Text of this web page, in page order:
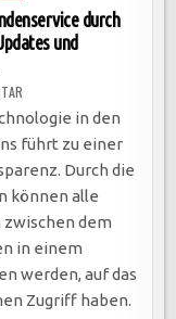
durch
und
TECHNOLOGIE
VERBESSERT
KUNDENSERVICE
DURCH
ERHÖHTE
TRANSPARENZ,
ECHTZEIT-
UPDATES
UND
VERTRAUENSBILDUNG.
in den
führt zu einer
Durch die
können alle
dem
in einem
werden, auf das
Zugriff haben.